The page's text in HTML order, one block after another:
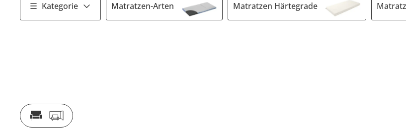
Kategorie Matratzen-Arten Matratzen Härtegrade